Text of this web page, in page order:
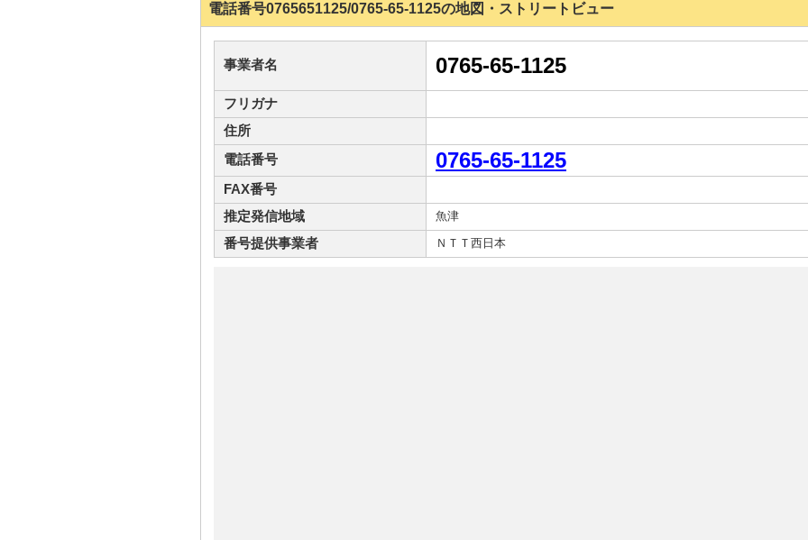
電話番号0765651125/0765-65-1125の地図・ストリートビュー
事業者名 0765-65-1125
フリガナ
住所
電話番号
0765-65-1125
FAX番号
推定発信地域
魚津
番号提供事業者 ＮＴＴ西日本